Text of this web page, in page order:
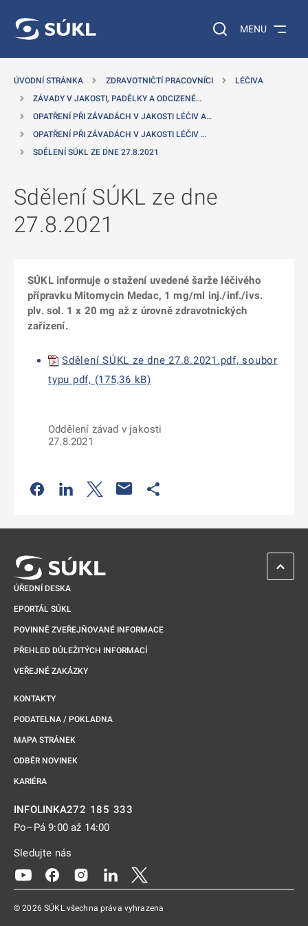
Vyhledávání na
MENU
ÚVODNÍ STRÁNKA ZDRAVOTNIČTÍ PRACOVNÍCI
LÉČIVA
ZÁVADY V JAKOSTI, PADĚLKY A ODCIZENÉ…
OPATŘENÍ PŘI ZÁVADÁCH V JAKOSTI LÉČIV A…
OPATŘENÍ PŘI ZÁVADÁCH V JAKOSTI LÉČIV …
SDĚLENÍ SÚKL ZE DNE 27.8.2021
Sdělení SÚKL ze dne
27.8.2021
SÚKL informuje o stažení uvedené šarže léčivého
přípravku Mitomycin Medac, 1 mg/ml inj./inf./ivs.
plv. sol. 1 x 20 mg až z úrovně zdravotnických
zařízení.
Sdělení SÚKL ze dne 27.8.2021.pdf, soubor
typu pdf, (175,36 kB)
Oddělení závad v jakosti
27.8.2021
Odkaz se otevře na nové kartě
Odkaz se otevře na nové kartě
Odkaz se otevře na nové kartě
ÚŘEDNÍ DESKA
EPORTÁL SÚKL
POVINNĚ ZVEŘEJŇOVANÉ INFORMACE
PŘEHLED DŮLEŽITÝCH INFORMACÍ
VEŘEJNÉ ZAKÁZKY
KONTAKTY
PODATELNA / POKLADNA
MAPA STRÁNEK
ODBĚR NOVINEK
KARIÉRA
INFOLINKA272 185 333
Po–Pá 9:00 až 14:00
Sledujte nás
Odkaz se otevře na nové kartě
Odkaz se otevře na nové kartě
Odkaz se otevře na nové kartě
Odkaz se otevře na nové kartě
© 2026 SÚKL všechna práva vyhrazena
ZPĚT